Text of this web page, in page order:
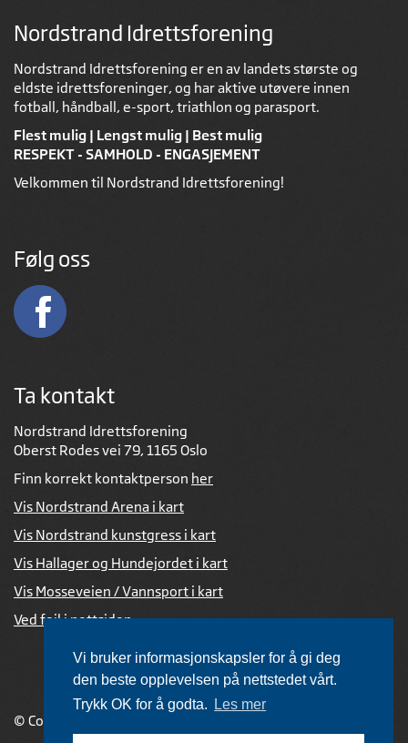
Vi bruker informasjonskapsler for å gi deg
den beste opplevelsen på nettstedet vårt.
Trykk OK for å godta.
Les mer
Nordstrand Idrettsforening
Nordstrand Idrettsforening er en av landets største og
eldste idrettsforeninger, og har aktive utøvere innen
fotball, håndball, e-sport, triathlon og parasport.
Flest mulig | Lengst mulig | Best mulig
RESPEKT - SAMHOLD - ENGASJEMENT
Velkommen til Nordstrand Idrettsforening!
Følg oss
Ta kontakt
Nordstrand Idrettsforening
Oberst Rodes vei 79, 1165 Oslo
Finn korrekt kontaktperson her
Vis Nordstrand Arena i kart
Vis Nordstrand kunstgress i kart
Vis Hallager og Hundejordet i kart
Vis Mosseveien / Vannsport i kart
Ved feil i nettsiden
© Copyright 2026 |